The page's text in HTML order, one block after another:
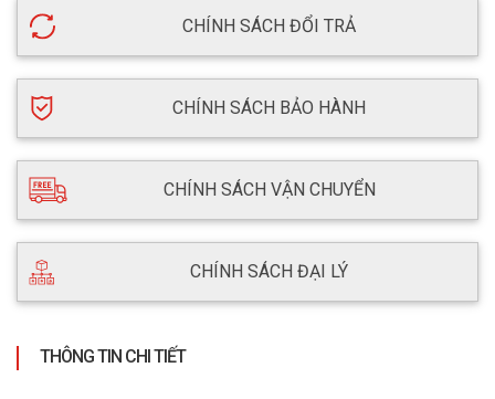
CHÍNH SÁCH ĐỔI TRẢ
CHÍNH SÁCH BẢO HÀNH
CHÍNH SÁCH VẬN CHUYỂN
CHÍNH SÁCH ĐẠI LÝ
THÔNG TIN CHI TIẾT